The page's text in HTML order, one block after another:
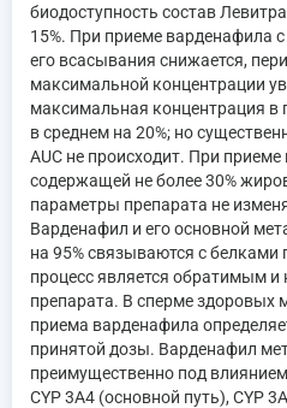
биодоступность состав
15%. При приеме варденафила
его всасывания снижается,
максимальной концентрации
максимальная концентрация в
в среднем на 20%; но
AUC не происходит. При
содержащей не более 30%
параметры препарата не
Варденафил и его основной
на 95% связываются с
процесс является обратимым и
препарата. В сперме здоровых
приема варденафила
принятой дозы. Варденафил
преимущественно под
CYP 3A4 (основной путь), CYP